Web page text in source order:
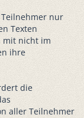
nur
Texten
mit nicht im
ihre
die
aller Teilnehmer